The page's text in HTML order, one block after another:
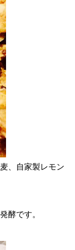
、自家製レモン
酵です。